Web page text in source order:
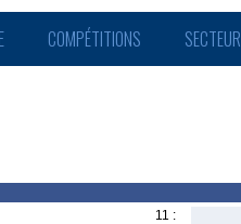
COMPÉTITIONS
11 :